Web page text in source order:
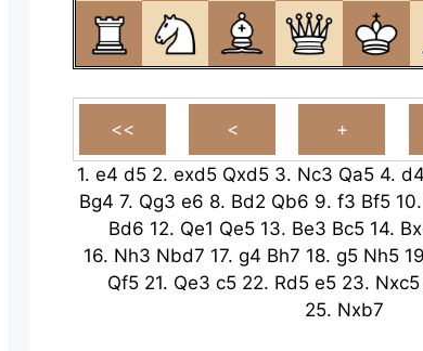
1. e4 d5 2. exd5 Qxd5 3. Nc3 Qa5 4. d4
Bg4 7. Qg3 e6 8. Bd2 Qb6 9. f3 Bf5 10.
Bd6 12. Qe1 Qe5 13. Be3 Bc5 14.
16. Nh3 Nbd7 17. g4 Bh7 18. g5 Nh5
Qf5 21. Qe3 c5 22. Rd5 e5 23. Nxc5
25. Nxb7